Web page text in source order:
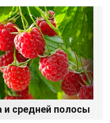
и средней полосы